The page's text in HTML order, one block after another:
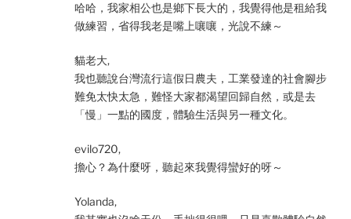
哈哈，我家相公也是鄉下長大的，我覺得他是租給我
做練習，省得我老是嘴上嚷嚷，光說不練～
貓老大,
我也聽說台灣流行這假日農夫，工業發達的社會腳步
難免太快太急，難怪大家都渴望回歸自然，或是去
「慢」一點的國度，體驗生活與另一種文化。
evilo720,
擔心？為什麼呀，聽起來我覺得蠻好的呀～
Yolanda,